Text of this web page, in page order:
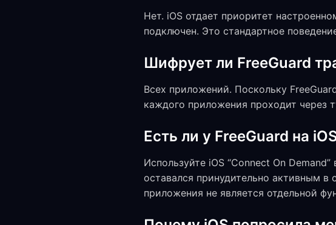
Нет. iOS отдает приоритет
подключен. Это стандартное
Шифрует ли FreeGuard
Всех приложений. Поскольку
каждого приложения проходит через
Есть ли у FreeGuard на
Используйте iOS “Connect On
оставался принудительно активным
приложения не является отдельной